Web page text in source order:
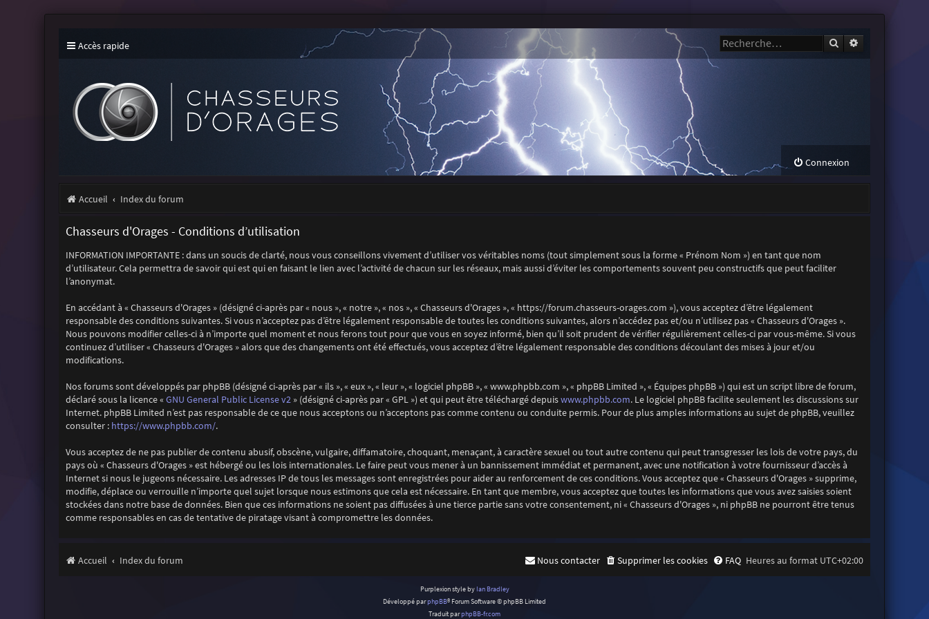
Accès rapide Rechercher
Connexion
Accueil Index du forum
Chasseurs d'Orages - Conditions d’utilisation
INFORMATION IMPORTANTE : dans un soucis de clarté, nous vous conseillons vivement d’utiliser vos véritables noms (tout simplement sous la forme « Prénom Nom ») en tant que nom
d’utilisateur. Cela permettra de savoir qui est qui en faisant le lien avec l’activité de chacun sur les réseaux, mais aussi d’éviter les comportements souvent peu constructifs que peut faciliter
l’anonymat.
En accédant à « Chasseurs d'Orages » (désigné ci-après par « nous », « notre », « nos », « Chasseurs d'Orages », « https://forum.chasseurs-orages.com »), vous acceptez d’être légalement
responsable des conditions suivantes. Si vous n’acceptez pas d’être légalement responsable de toutes les conditions suivantes, alors n’accédez pas et/ou n’utilisez pas « Chasseurs d'Orages ».
Nous pouvons modifier celles-ci à n’importe quel moment et nous ferons tout pour que vous en soyez informé, bien qu’il soit prudent de vérifier régulièrement celles-ci par vous-même. Si vous
continuez d’utiliser « Chasseurs d'Orages » alors que des changements ont été effectués, vous acceptez d’être légalement responsable des conditions découlant des mises à jour et/ou
modifications.
Nos forums sont développés par phpBB (désigné ci-après par « ils », « eux », « leur », « logiciel phpBB », « www.phpbb.com », « phpBB Limited », « Équipes phpBB ») qui est un script libre de forum,
déclaré sous la licence « GNU General Public License v2» (désigné ci-après par « GPL ») et qui peut être téléchargé depuiswww.phpbb.com. Le logiciel phpBB facilite seulement les discussions sur
Internet. phpBB Limited n’est pas responsable de ce que nous acceptons ou n’acceptons pas comme contenu ou conduite permis. Pour de plus amples informations au sujet de phpBB, veuillez
consulter : https://www.phpbb.com/.
Vous acceptez de ne pas publier de contenu abusif, obscène, vulgaire, diffamatoire, choquant, menaçant, à caractère sexuel ou tout autre contenu qui peut transgresser les lois de votre pays, du
pays où « Chasseurs d'Orages » est hébergé ou les lois internationales. Le faire peut vous mener à un bannissement immédiat et permanent, avec une notification à votre fournisseur d’accès à
Internet si nous le jugeons nécessaire. Les adresses IP de tous les messages sont enregistrées pour aider au renforcement de ces conditions. Vous acceptez que « Chasseurs d'Orages » supprime,
modifie, déplace ou verrouille n’importe quel sujet lorsque nous estimons que cela est nécessaire. En tant que membre, vous acceptez que toutes les informations que vous avez saisies soient
stockées dans notre base de données. Bien que ces informations ne soient pas diffusées à une tierce partie sans votre consentement, ni « Chasseurs d'Orages », ni phpBB ne pourront être tenus
comme responsables en cas de tentative de piratage visant à compromettre les données.
Accueil Index du forum Heures au format UTC+02:00
FAQ
Supprimer les cookies
Nous contacter
Purplexion style by Ian Bradley
Développé parphpBB® Forum Software © phpBB Limited
Traduit parphpBB-fr.com